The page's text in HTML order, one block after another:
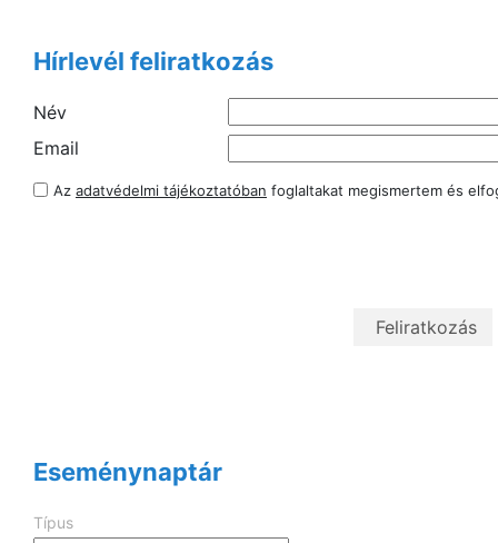
Hírlevél feliratkozás
Név
Email
Az adatvédelmi tájékoztatóban foglaltakat megismertem és
Eseménynaptár
Típus